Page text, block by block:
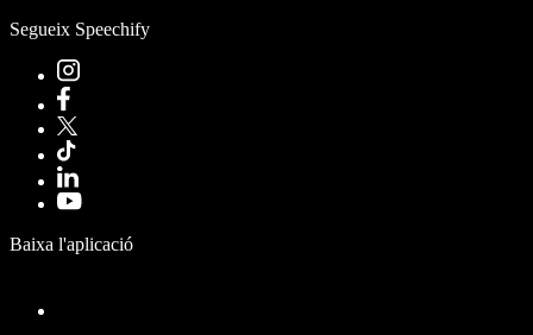
Segueix Speechify
Baixa l'aplicació